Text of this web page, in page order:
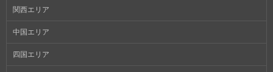
関西エリア
中国エリア
四国エリア